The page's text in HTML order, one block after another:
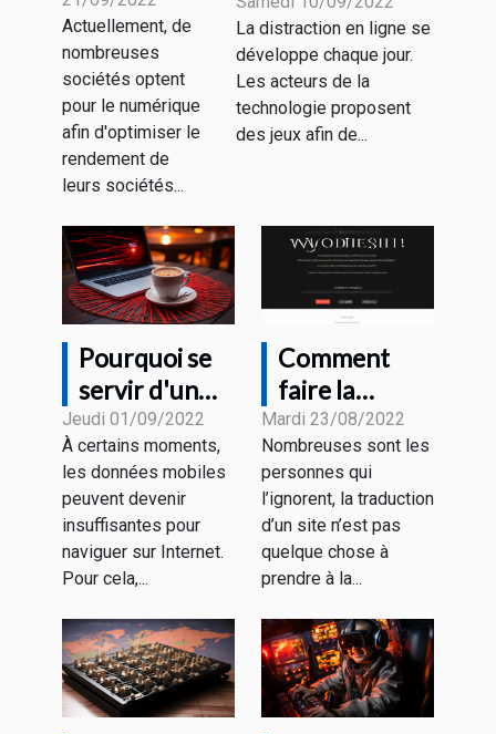
du
marketing
digital ?
Actuellement, de
nombreuses
sociétés optent
pour le numérique
afin d'optimiser le
rendement de
leurs sociétés...
La distraction en ligne se
développe chaque jour.
Les acteurs de la
technologie proposent
des jeux afin de...
Pourquoi se
servir d'un
VPN sur un
Wi-Fi public ?
Jeudi 01/09/2022
À certains moments,
les données mobiles
peuvent devenir
insuffisantes pour
naviguer sur Internet.
Pour cela,...
Comment
faire la
traduction de
son site
internet ?
Mardi 23/08/2022
Nombreuses sont les
personnes qui
l’ignorent, la traduction
d’un site n’est pas
quelque chose à
prendre à la...